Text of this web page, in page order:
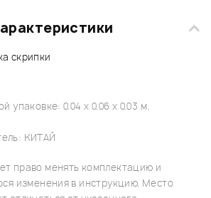
скрипки
упаковке: 0.04 x 0.06 x 0.03 м.
КИТАЙ
право менять комплектацию и
изменения в инструкцию. Место